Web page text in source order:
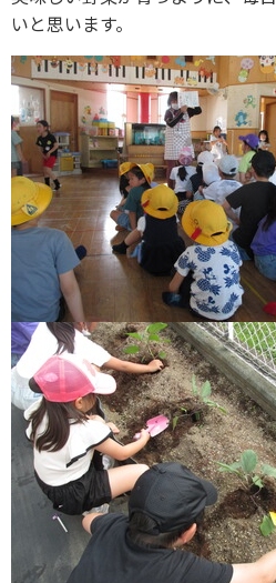
いと思います。